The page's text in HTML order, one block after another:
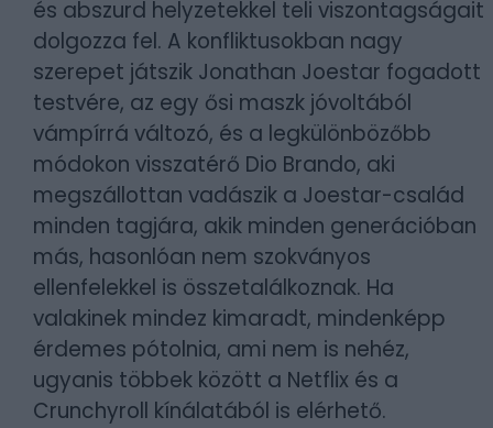
és abszurd helyzetekkel teli viszontagságait
dolgozza fel. A konfliktusokban nagy
szerepet játszik Jonathan Joestar fogadott
testvére, az egy ősi maszk jóvoltából
vámpírrá változó, és a legkülönbözőbb
módokon visszatérő Dio Brando, aki
megszállottan vadászik a Joestar-család
minden tagjára, akik minden generációban
más, hasonlóan nem szokványos
ellenfelekkel is összetalálkoznak. Ha
valakinek mindez kimaradt, mindenképp
érdemes pótolnia, ami nem is nehéz,
ugyanis többek között a Netflix és a
Crunchyroll kínálatából is elérhető.